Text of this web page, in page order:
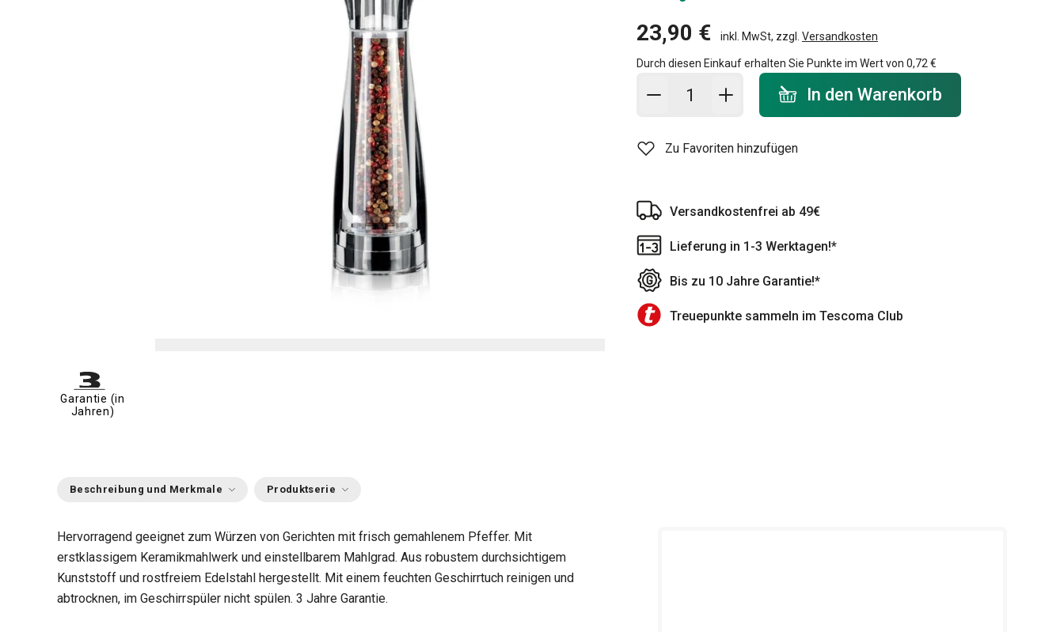
23,90 € inkl. MwSt, zzgl. Versandkosten
Durch diesen Einkauf erhalten Sie Punkte im Wert von 0,72 €
In den Warenkorb - Menge
In den Warenkorb
Zu Favoriten hinzufügen
Versandkostenfrei ab 49€
Lieferung in 1-3 Werktagen!*
Bis zu 10 Jahre Garantie!*
Treuepunkte sammeln im Tescoma Club
Garantie (in
Jahren)
Beschreibung und Merkmale Produktserie
Hervorragend geeignet zum Würzen von Gerichten mit frisch gemahlenem Pfeffer. Mit
erstklassigem Keramikmahlwerk und einstellbarem Mahlgrad. Aus robustem durchsichtigem
Kunststoff und rostfreiem Edelstahl hergestellt. Mit einem feuchten Geschirrtuch reinigen und
abtrocknen, im Geschirrspüler nicht spülen. 3 Jahre Garantie.